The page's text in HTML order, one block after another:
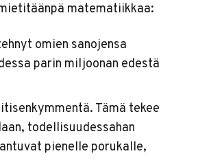
matematiikkaa:
omien sanojensa
parin miljoonan edestä
Tämä tekee
todellisuudessahan
pienelle porukalle,